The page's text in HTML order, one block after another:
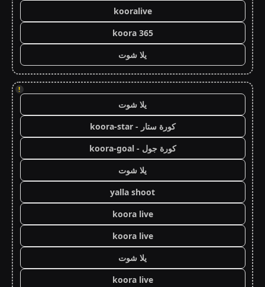
kooralive
koora 365
يلا شوت
!
يلا شوت
كورة ستار - koora-star
كورة جول - koora-goal
يلا شوت
yalla shoot
koora live
koora live
يلا شوت
koora live